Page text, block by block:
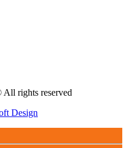
rights reserved
Design